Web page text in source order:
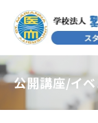
公開講座/イベ